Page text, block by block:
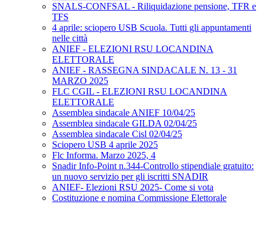
SNALS-CONFSAL - Riliquidazione pensione, TFR e
TFS
4 aprile: sciopero USB Scuola. Tutti gli appuntamenti
nelle città
ANIEF - ELEZIONI RSU LOCANDINA
ELETTORALE
ANIEF - RASSEGNA SINDACALE N. 13 - 31
MARZO 2025
FLC CGIL - ELEZIONI RSU LOCANDINA
ELETTORALE
Assemblea sindacale ANIEF 10/04/25
Assemblea sindacale GILDA 02/04/25
Assemblea sindacale Cisl 02/04/25
Sciopero USB 4 aprile 2025
Flc Informa. Marzo 2025, 4
Snadir Info-Point n.344-Controllo stipendiale gratuito:
un nuovo servizio per gli iscritti SNADIR
ANIEF- Elezioni RSU 2025- Come si vota
Costituzione e nomina Commissione Elettorale